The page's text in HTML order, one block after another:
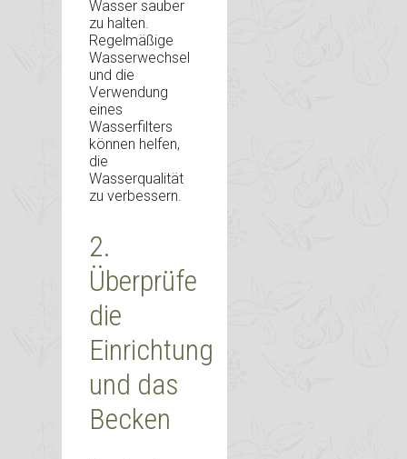
Wasser sauber
zu halten.
Regelmäßige
Wasserwechsel
und die
Verwendung
eines
Wasserfilters
können helfen,
die
Wasserqualität
zu verbessern.
2.
Überprüfe
die
Einrichtung
und das
Becken